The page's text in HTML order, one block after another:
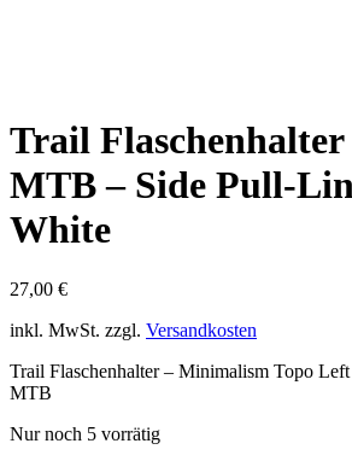
Trail
MTB – Side Pull-
White
27,00 €
inkl. MwSt. zzgl. Versandkosten
Trail Flaschenhalter – Minimalism Topo
MTB
Nur noch 5 vorrätig